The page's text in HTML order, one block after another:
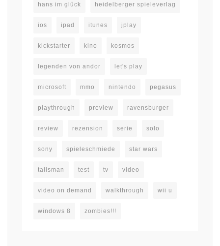
hans im glück heidelberger spieleverlag
ios ipad itunes jplay
kickstarter kino kosmos
legenden von andor let's play
microsoft mmo nintendo pegasus
playthrough preview ravensburger
review rezension serie solo
sony spieleschmiede star wars
talisman test tv video
video on demand walkthrough wii u
windows 8 zombies!!!